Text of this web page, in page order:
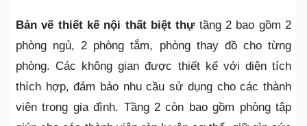
Bản vẽ thiết kế nội thất biệt thự tầng 2 bao gồm 2
phòng ngủ, 2 phòng tắm, phòng thay đồ cho từng
phòng. Các không gian được thiết kế với diện tích
thích hợp, đảm bảo nhu cầu sử dụng cho các thành
viên trong gia đình. Tầng 2 còn bao gồm phòng tập